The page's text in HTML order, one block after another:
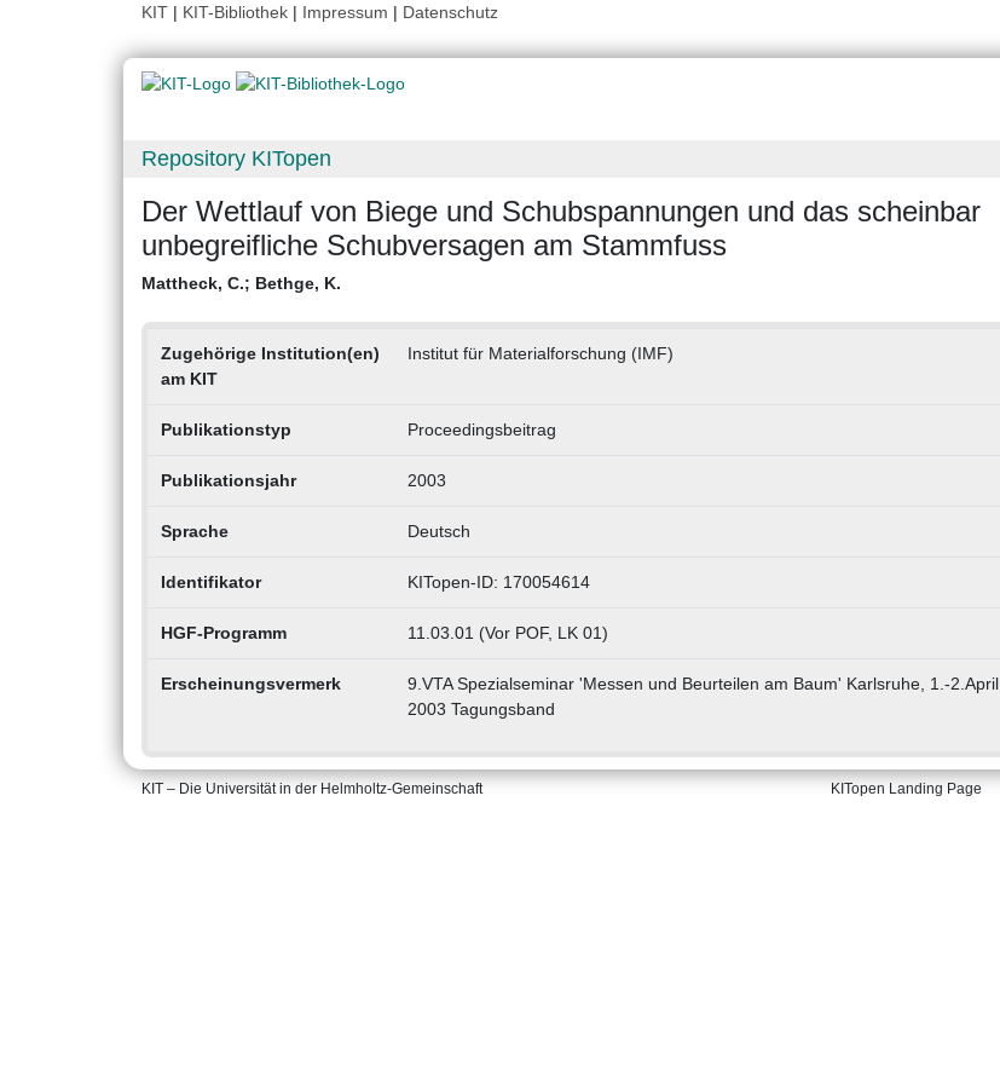
KIT | KIT-Bibliothek | Impressum | Datenschutz
Repository KITopen
Der Wettlauf von Biege und Schubspannungen und das scheinbar
unbegreifliche Schubversagen am Stammfuss
Mattheck, C.; Bethge, K.
Zugehörige Institution(en)
am KIT
Institut für Materialforschung (IMF)
Publikationstyp Proceedingsbeitrag
Publikationsjahr 2003
Sprache Deutsch
Identifikator KITopen-ID: 170054614
HGF-Programm 11.03.01 (Vor POF, LK 01)
Erscheinungsvermerk
9.VTA Spezialseminar 'Messen und Beurteilen am Baum' Karlsruhe, 1.-2.April
2003 Tagungsband
KIT – Die Universität in der Helmholtz-Gemeinschaft KITopen Landing Page